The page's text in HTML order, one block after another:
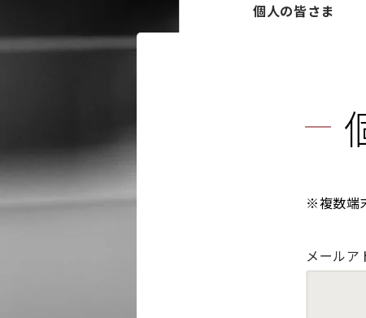
個人の皆さま
※複数端
メールア